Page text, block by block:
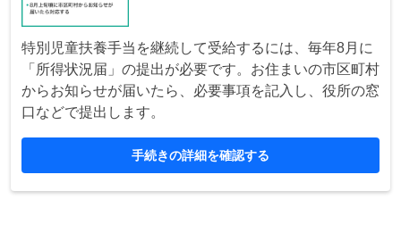
特別児童扶養手当を継続して受給するには、毎年8月に
「所得状況届」の提出が必要です。お住まいの市区町村
からお知らせが届いたら、必要事項を記入し、役所の窓
口などで提出します。
手続きの詳細を確認する